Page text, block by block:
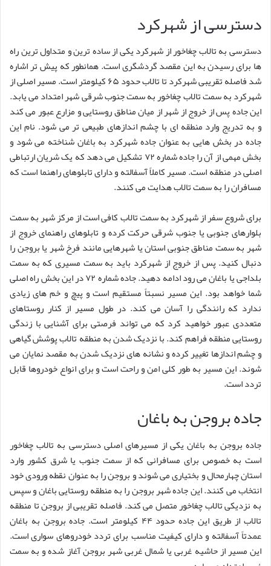
دسترسی از شهرکرد
دسترسی به تالاب چغاخور از شهرکرد یکی از ساده ترین و متداول ترین راه
ها برای رسیدن به این مقصد گردشگری است. همانطور که پیش تر اشاره
شد فاصله تقریبی شهرکرد تا تالاب حدود ۶۵ کیلومتر است. مسیر اصلی از
شهرکرد به سمت تالاب چغاخور به سمت جنوب شرقی شهر امتداد می یابد.
این جاده پس از خروج از شهر از میان مناطق روستایی و مزارع عبور می کند
و به تدریج وارد منطقه ای با چشم اندازهای طبیعی تر می شود. نام این
جاده در بخش هایی به عنوان جاده شهرکرد به باغان شناخته می شود و
بخش مهمی از آن را جاده شماره ۷۲ تشکیل می دهد که یک شریان ارتباطی
اصلی در منطقه است. مسیر کاملاً آسفالته و دارای تابلوهای راهنما است که
مسافران را به سمت تالاب هدایت می کنند.
برای شروع سفر از شهرکرد به سمت تالاب کافی است از مرکز شهر به سمت
بلوارهای جنوبی یا جنوب شرقی حرکت کرده و تابلوهای راهنمای خروج از
شهر به سمت مناطق جنوبی استان یا شهرهایی مانند فرخ شهر یا بروجن را
دنبال کنید. پس از خروج از شهرکرد باید به سمت مسیری که به سمت
بلداجی یا باغان می رود ادامه دهید. جاده شماره ۷۲ در این بخش راه اصلی
شما خواهد بود. این مسیر نسبتاً مستقیم است و پیچ و خم های زیادی
ندارد که رانندگی را آسان می کند. در طول مسیر از کنار روستاهای
متعددی عبور خواهید کرد که می تواند فرصتی برای آشنایی با زندگی
روستایی منطقه فراهم کند. با نزدیک شدن به منطقه تالاب پوشش گیاهی
و چشم اندازها تغییر کرده و نشانه های نزدیک شدن به مقصد نمایان می
شوند. این مسیر به طور کلی امن و راحت است و برای انواع خودروها قابل
تردد است.
جاده بروجن به باغان
جاده بروجن به باغان یکی از مسیرهای اصلی دسترسی به تالاب چغاخور
است به خصوص برای مسافرانی که از سمت جنوب یا شرق کشور وارد
استان چهارمحال و بختیاری می شوند و بروجن را به عنوان نقطه ورودی خود
انتخاب می کنند. این جاده شهر بروجن را به منطقه روستایی باغان و سپس
به نزدیکی تالاب چغاخور متصل می کند. فاصله تقریبی از بروجن تا منطقه
تالاب از طریق این جاده حدود ۴۴ کیلومتر است. جاده بروجن به باغان
عمدتاً آسفالته و دارای کیفیت مناسب برای تردد خودروهای سواری است.
این مسیر از حاشیه غربی یا شمال غربی شهر بروجن آغاز شده و به سمت